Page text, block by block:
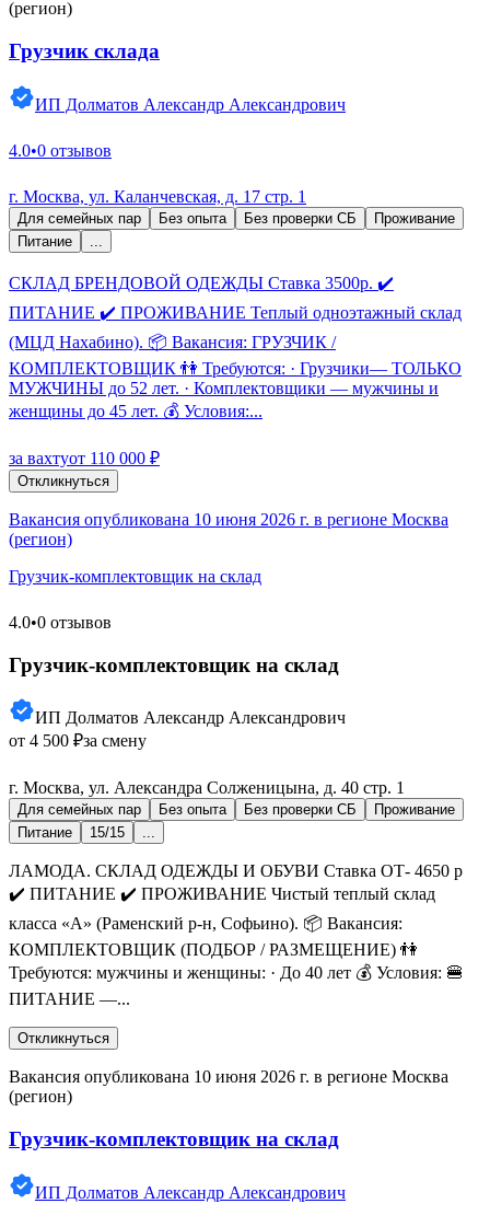
(регион)
Грузчик склада
ИП Долматов Александр Александрович
4.0•0 отзывов
г. Москва, ул. Каланчевская, д. 17 стр. 1
Для семейных пар Без опыта Без проверки СБ
Проживание
Питание
СКЛАД БРЕНДОВОЙ ОДЕЖДЫ Ставка 3500р. ✔️
ПИТАНИЕ ✔️ ПРОЖИВАНИЕ Теплый одноэтажный склад
(МЦД Нахабино). 📦 Вакансия: ГРУЗЧИК /
КОМПЛЕКТОВЩИК 👫 Требуются: · Грузчики— ТОЛЬКО
МУЖЧИНЫ до 52 лет. · Комплектовщики — мужчины и
женщины до 45 лет. 💰 Условия:...
за вахтуот 110 000 ₽
Откликнуться
Вакансия опубликована 10 июня 2026 г. в регионе Москва
(регион)
Грузчик-комплектовщик на склад
4.0•0 отзывов
Грузчик-комплектовщик на склад
ИП Долматов Александр Александрович
от 4 500 ₽за смену
г. Москва, ул. Александра Солженицына, д. 40 стр. 1
Для семейных пар Без опыта Без проверки СБ
Проживание
Питание
15/15 ...
ЛАМОДА. СКЛАД ОДЕЖДЫ И ОБУВИ Ставка ОТ- 4650 р
✔️ ПИТАНИЕ ✔️ ПРОЖИВАНИЕ Чистый теплый склад
класса «А» (Раменский р-н, Софьино). 📦 Вакансия:
КОМПЛЕКТОВЩИК (ПОДБОР / РАЗМЕЩЕНИЕ) 👫
Требуются: мужчины и женщины: · До 40 лет 💰 Условия: 🍔
ПИТАНИЕ —...
Откликнуться
Вакансия опубликована 10 июня 2026 г. в регионе Москва
(регион)
Грузчик-комплектовщик на склад
ИП Долматов Александр Александрович